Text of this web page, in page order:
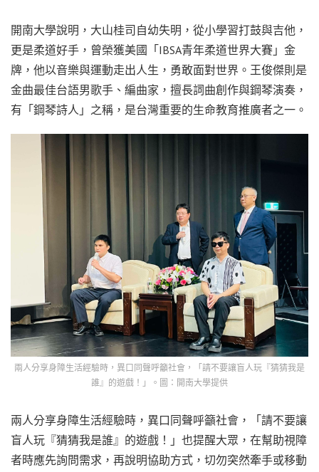
開南大學說明，大山桂司自幼失明，從小學習打鼓與吉他，
更是柔道好手，曾榮獲美國「IBSA青年柔道世界大賽」金
牌，他以音樂與運動走出人生，勇敢面對世界。王俊傑則是
金曲最佳台語男歌手、編曲家，擅長詞曲創作與鋼琴演奏，
有「鋼琴詩人」之稱，是台灣重要的生命教育推廣者之一。
兩人分享身障生活經驗時，異口同聲呼籲社會，「請不要讓盲人玩『猜猜我是
誰』的遊戲！」。圖：開南大學提供
兩人分享身障生活經驗時，異口同聲呼籲社會，「請不要讓
盲人玩『猜猜我是誰』的遊戲！」也提醒大眾，在幫助視障
者時應先詢問需求，再說明協助方式，切勿突然牽手或移動